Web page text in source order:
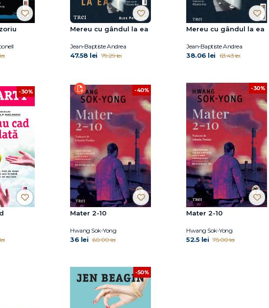
Mereu cu gândul la ea
Jean‑Baptiste Andrea
47.58 lei 79.29 lei
Mereu cu gândul la ea
Jean‑Baptiste Andrea
38.06 lei 63.43 lei
-30% -40%
Mater 2-10
Hwang Sok-Yong
36 lei 60.00 lei
-30%
Mater 2-10
Hwang Sok-Yong
52.5 lei 75.00 lei
-50%